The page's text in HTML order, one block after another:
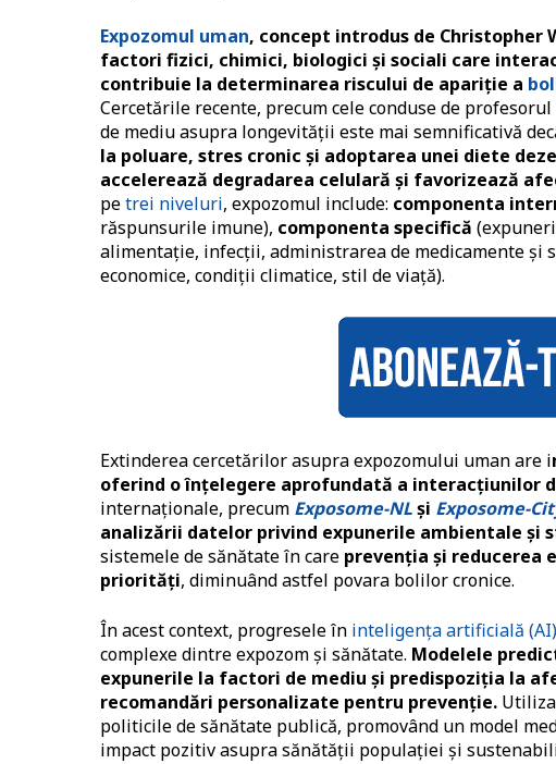
Expozomul uman, concept introdus de
factori fizici, chimici, biologici și sociali care
contribuie la determinarea riscului de apariție a
Cercetările recente, precum cele conduse de
de mediu asupra longevității este mai semnificativă
la poluare, stres cronic și adoptarea unei diete
accelerează degradarea celulară și favorizează
petrei niveluri, expozomul include: componenta
răspunsurile imune), componenta specifică
alimentație, infecții, administrarea de medicamente și
economice, condiții climatice, stil de viață).
Extinderea cercetărilor asupra expozomului uman are i
oferind o înțelegere aprofundată a
internaționale, precum Exposome-NLși Exposome-
analizării datelor privind expunerile ambientale și
sistemele de sănătate în care prevenția și reducerea
priorități, diminuând astfel povara bolilor cronice.
În acest context, progresele în inteligența artificială (AI)
complexe dintre expozom și sănătate. Modelele
expunerile la factori de mediu și predispoziția la
recomandări personalizate pentru prevenție.
politicile de sănătate publică, promovând un model
impact pozitiv asupra sănătății populației și